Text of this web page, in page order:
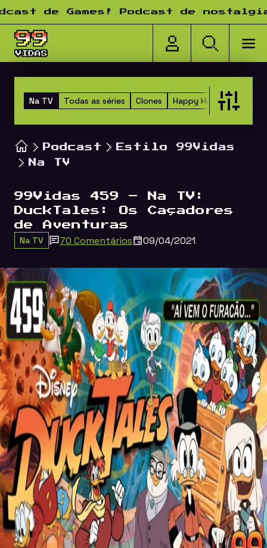
Pular para o conteúdo
de Games! Podcast de nostalgia!
Todas as séries Clones Happy Hour dos Amigos
Na TV
Podcast
Estilo 99Vidas
Na TV
99Vidas 459 – Na TV:
DuckTales: Os Caçadores
de Aventuras
Na TV 70 Comentários 09/04/2021